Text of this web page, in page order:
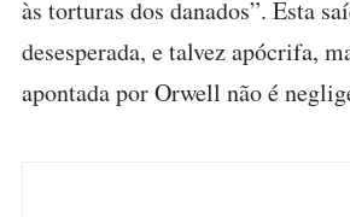
às torturas dos danados”. Esta
desesperada, e talvez apócrifa,
apontada por Orwell não é